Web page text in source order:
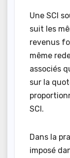
Une SCI
suit les
revenus
même
associés
sur la
SCI.
Dans la
imposé